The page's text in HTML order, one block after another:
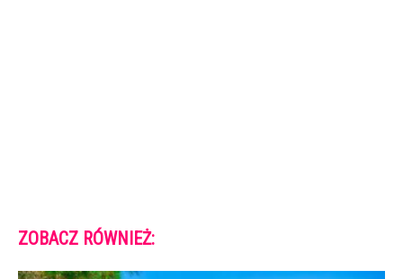
ZOBACZ RÓWNIEŻ: